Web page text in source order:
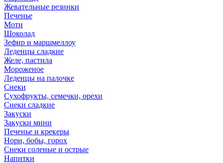
Жевательные резинки
Печенье
Моти
Шоколад
Зефир и маршмеллоу
Леденцы сладкие
Желе, пастила
Мороженое
Леденцы на палочке
Снеки
Сухофрукты, семечки, орехи
Снеки сладкие
Закуски
Закуски мини
Печенье и крекеры
Нори, бобы, горох
Снеки соленые и острые
Напитки